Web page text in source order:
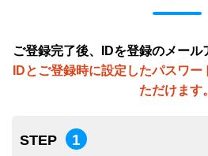
ご登録完了後、IDを登録のメール
IDとご登録時に設定したパスワ
ただけます。
STEP 1